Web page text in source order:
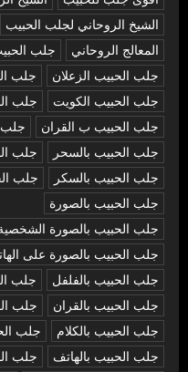
الشيخ الروحاني لجلب الحبيب
المعالج الروحاني
جلب
جلب الحبيب الزعلان
جلب
جلب الحبيب الكويت
جلب
جلب الحبيب ب القران
جلب
جلب الحبيب بالسحر
جلب
جلب الحبيب بالسكر
جلب
جلب الحبيب بالصورة
جلب الحبيب بالصورة
جلب الحبيب بالصورة على
جلب الحبيب بالفلفل
جلب
جلب الحبيب بالقران
جلب
جلب الحبيب بالكلام
جلب
جلب الحبيب بالهاتف
جلب